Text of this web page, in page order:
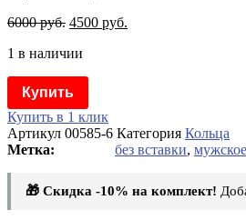
6000руб. 4500 руб.
1 в наличии
Купить
Купить в 1 клик
Артикул 00585-6 Категория Кольца
без вставки, мужское
🎁 Скидка -10% на комплект!